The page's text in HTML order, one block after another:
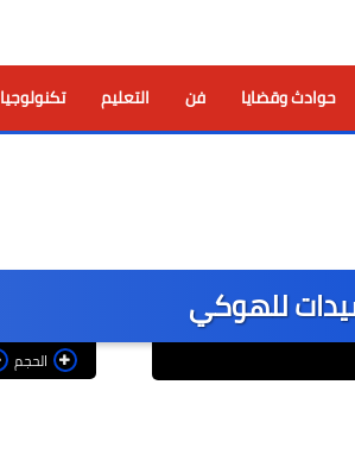
حوادث وقضايا فن التعليم تكنولوجيا
للهوكي
الحجم